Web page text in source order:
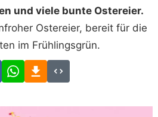
und viele bunte Ostereier.
Ostereier, bereit für die
im Frühlingsgrün.